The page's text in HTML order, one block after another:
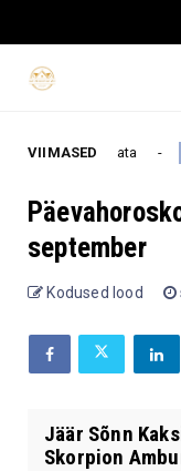
VIIMASED
oodata 7. august
september
Kodused lood
Jäär Sõnn
Skorpion